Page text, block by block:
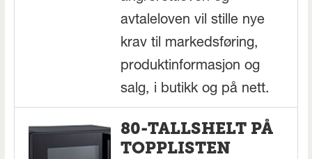
avtaleloven vil stille nye
krav til markedsføring,
produktinformasjon og
salg, i butikk og på nett.
80-TALLSHELT PÅ
TOPPLISTEN